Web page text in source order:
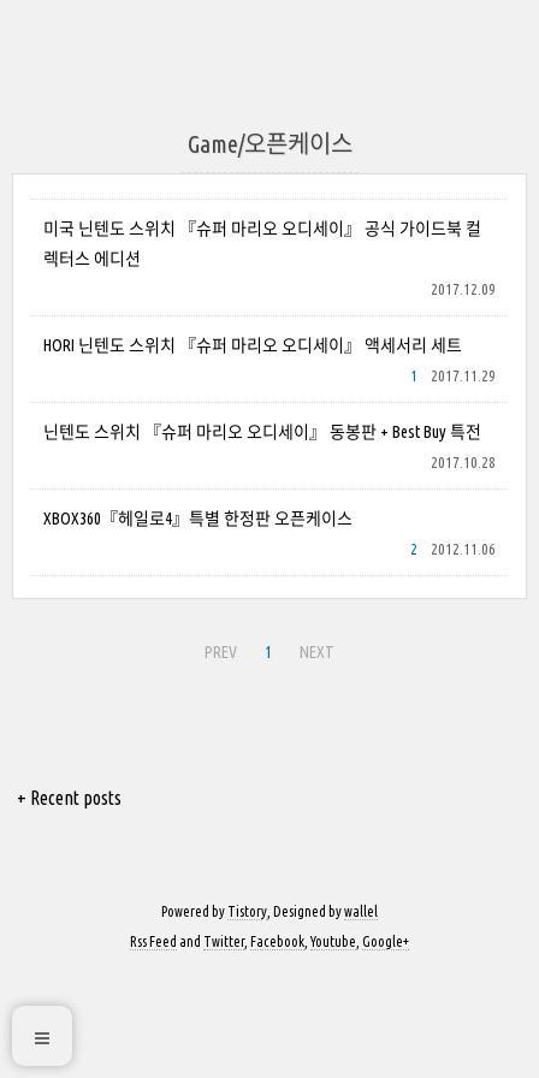
Game/오픈케이스
미국 닌텐도 스위치 『슈퍼 마리오 오디세이』 공식 가이드북 컬
렉터스 에디션
2017.12.09
HORI 닌텐도 스위치 『슈퍼 마리오 오디세이』 액세서리 세트
2017.11.29
1
닌텐도 스위치 『슈퍼 마리오 오디세이』 동봉판 + Best Buy 특전
2017.10.28
XBOX360『헤일로4』특별 한정판 오픈케이스
2012.11.06
2
PREV 1 NEXT
+ Recent posts
Powered by Tistory , Designed bywallel
Rss Feed and Twitter, Facebook ,Youtube Google+